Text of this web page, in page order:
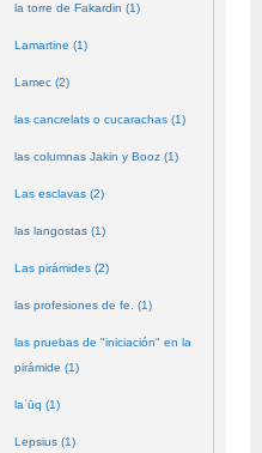
la torre de Fakardin (1)
Lamartine (1)
Lamec (2)
las cancrelats o cucarachas (1)
las columnas Jakin y Booz (1)
Las esclavas (2)
las langostas (1)
Las pirámides (2)
las profesiones de fe. (1)
las pruebas de "iniciación" en la
pirámide (1)
laʿūq (1)
Lepsius (1)